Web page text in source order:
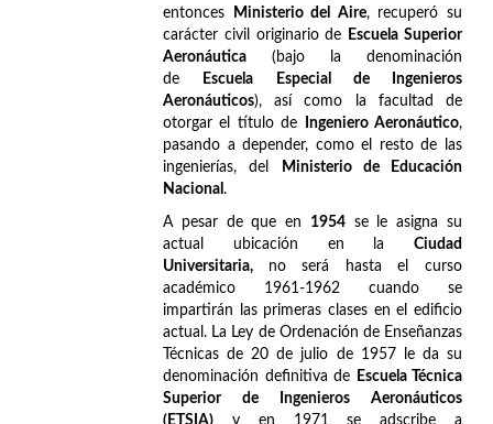
entonces
Ministerio del Aire, recuperó su
carácter civil originario de
Escuela Superior
Aeronáutica (bajo la denominación
de
Escuela Especial de Ingenieros
Aeronáuticos), así como la facultad de
otorgar el título de
Ingeniero Aeronáutico,
pasando a depender, como el resto de las
ingenierías, del
Ministerio de Educación
Nacional .
A pesar de que en 1954se le asigna su
actual ubicación en la Ciudad
Universitaria, no será hasta el curso
académico 1961-1962 cuando se
impartirán las primeras clases en el edificio
actual. La Ley de Ordenación de Enseñanzas
Técnicas de 20 de julio de 1957 le da su
denominación definitiva de
Escuela Técnica
Superior de Ingenieros Aeronáuticos
(ETSIA) y en 1971 se adscribe a